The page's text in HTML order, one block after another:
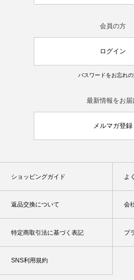
会員の方
ログイン
パスワードをお忘れ
最新情報をお届
メルマガ登録
ショッピングガイド よ
返品交換について 会
特定商取引法に基づく表記 プ
SNS利用規約